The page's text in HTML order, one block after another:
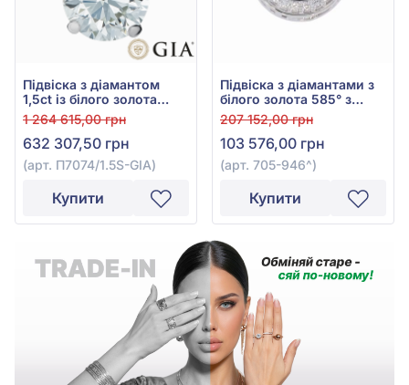
Підвіска з діамантом
1,5ct із білого золота
585°, арт. П7074/1.5S-GIA
1 264 615,00 грн
632 307,50 грн
(арт. П7074/1.5S-GIA)
Купити
Підвіска з діамантами з
білого золота 585° з
діамантом 0,16ct, арт.
705-946
207 152,00 грн
103 576,00 грн
(арт. 705-946^)
Купити